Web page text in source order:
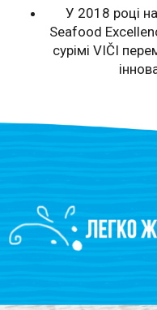
У 2018 році
Seafood
сурімі VIČI